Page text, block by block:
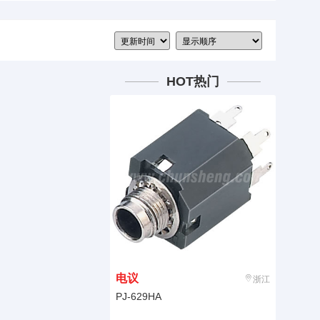
HOT热门
电议 浙江
PJ-629HA